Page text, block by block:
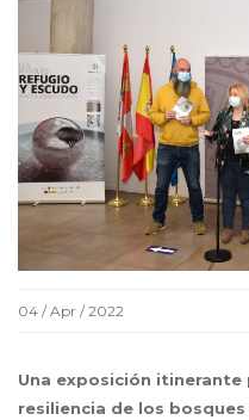
04 / Apr / 2022
Una exposición
resiliencia de los